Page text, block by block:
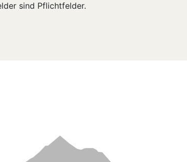
sind Pflichtfelder.